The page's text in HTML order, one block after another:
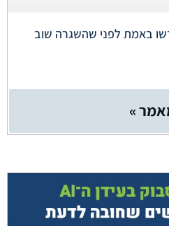
באמת לפני שהשגרה שוב
»